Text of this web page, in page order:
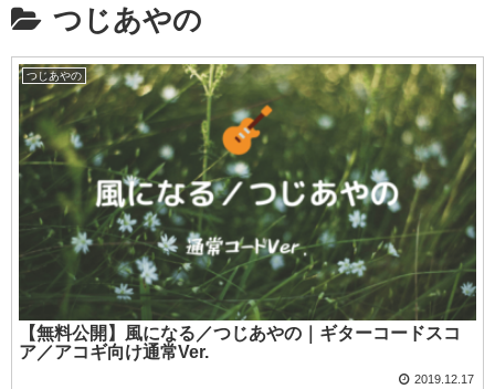
つじあやの
つじあやの
【無料公開】風になる／つじあやの｜ギターコードスコ
ア／アコギ向け通常Ver.
2019.12.17